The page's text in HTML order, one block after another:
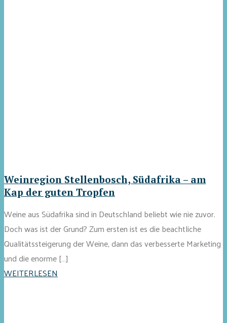
Weinregion Stellenbosch, Südafrika – am
Kap der guten Tropfen
Weine aus Südafrika sind in Deutschland beliebt wie nie zuvor.
Doch was ist der Grund? Zum ersten ist es die beachtliche
Qualitätssteigerung der Weine, dann das verbesserte Marketing
und die enorme […]
WEITERLESEN